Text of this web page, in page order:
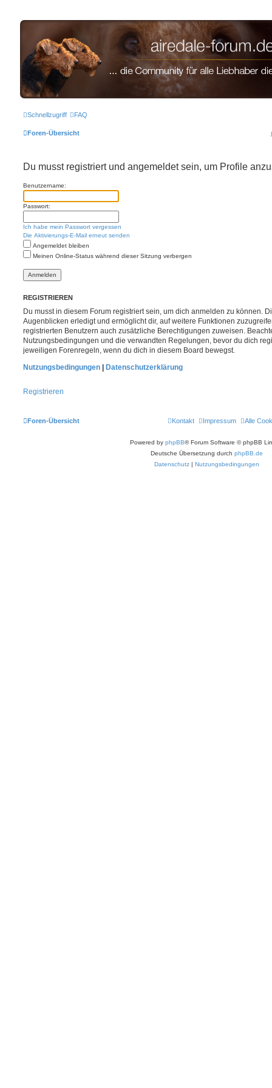
airedale-forum.de
Schnellzugriff FAQ
Foren-Übersicht
Du musst registriert und angemeldet sein, um Profile
Benutzername:
Passwort:
Ich habe mein Passwort vergessen
Die Aktivierungs-E-Mail erneut senden
Angemeldet bleiben
Meinen Online-Status während dieser Sitzung verbergen
REGISTRIEREN
Du musst in diesem Forum registriert sein, um dich anmelden zu können.
Augenblicken erledigt und ermöglicht dir, auf weitere Funktionen
registrierten Benutzern auch zusätzliche Berechtigungen zuweisen.
Nutzungsbedingungen und die verwandten Regelungen, bevor du dich
jeweiligen Forenregeln, wenn du dich in diesem Board bewegst.
Nutzungsbedingungen
Datenschutzerklärung
Registrieren
Foren-Übersicht Alle
Impressum
Kontakt
Powered by phpBB® Forum Software © phpBB
Deutsche Übersetzung durch phpBB.de
Datenschutz | Nutzungsbedingungen